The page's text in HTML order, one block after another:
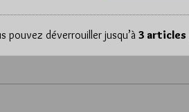
pouvez déverrouiller jusqu’à 3 articles